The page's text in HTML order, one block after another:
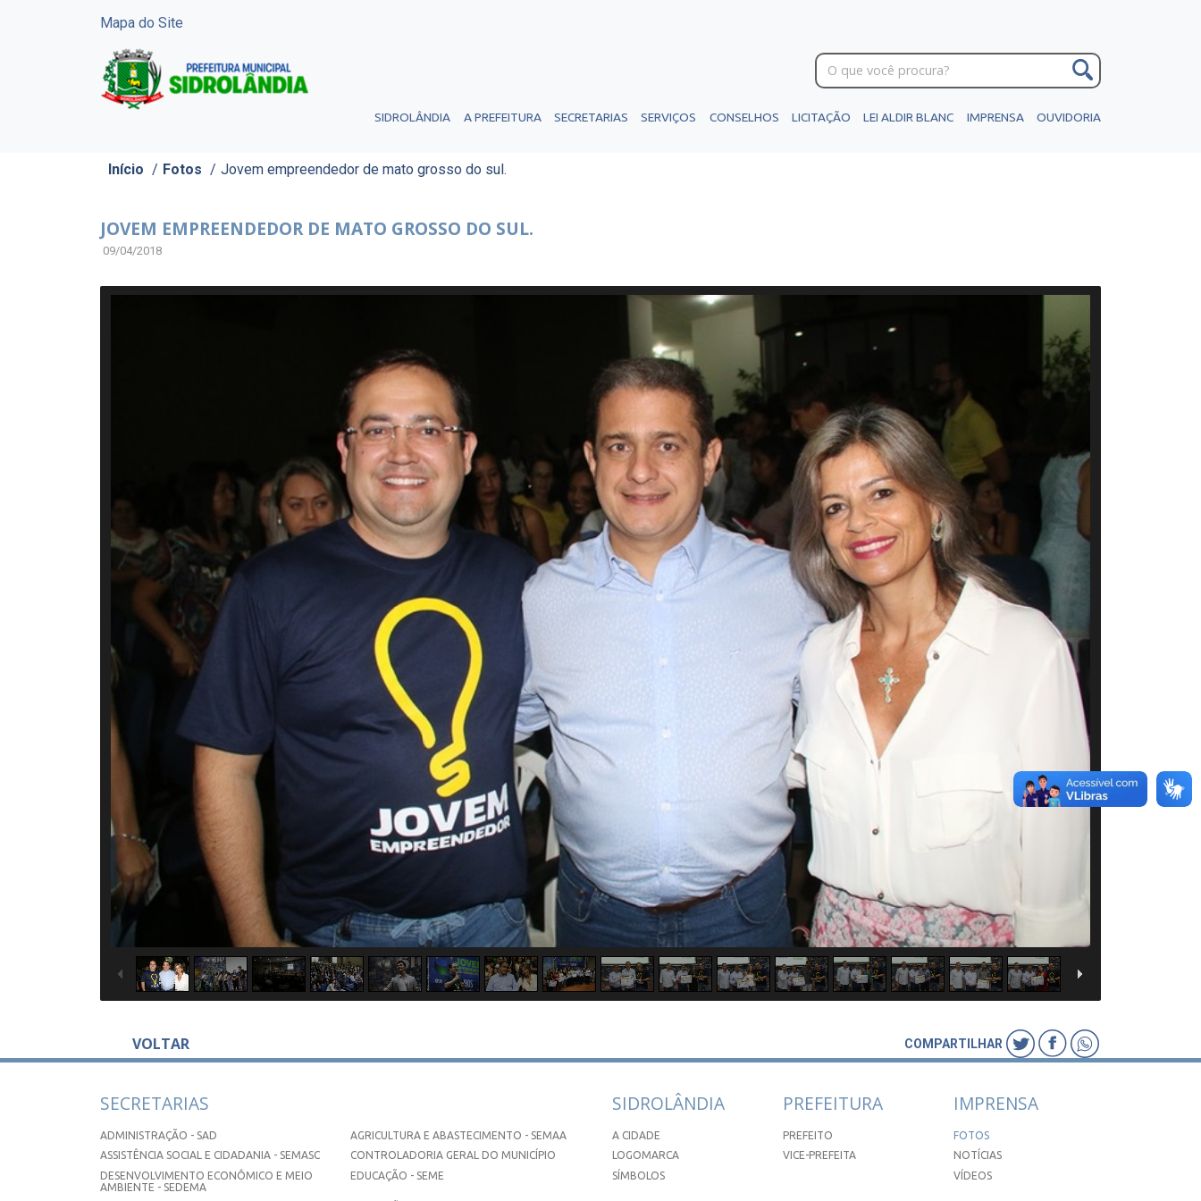
Mapa do Site
SIDROLÂNDIA A PREFEITURA SECRETARIAS SERVIÇOS CONSELHOS LICITAÇÃO LEI ALDIR BLANC IMPRENSA OUVIDORIA
Início / Fotos / Jovem empreendedor de mato grosso do sul.
JOVEM EMPREENDEDOR DE MATO GROSSO DO SUL.
09/04/2018
VOLTAR COMPARTILHAR
SECRETARIAS
ADMINISTRAÇÃO - SAD
AGRICULTURA E ABASTECIMENTO - SEMAA
ASSISTÊNCIA SOCIAL E CIDADANIA - SEMASC
CONTROLADORIA GERAL DO MUNICÍPIO
DESENVOLVIMENTO ECONÔMICO E MEIO
AMBIENTE - SEDEMA
EDUCAÇÃO - SEME
SIDROLÂNDIA
A CIDADE
LOGOMARCA
SÍMBOLOS
PREFEITURA
PREFEITO
VICE-PREFEITA
IMPRENSA
FOTOS
NOTÍCIAS
VÍDEOS